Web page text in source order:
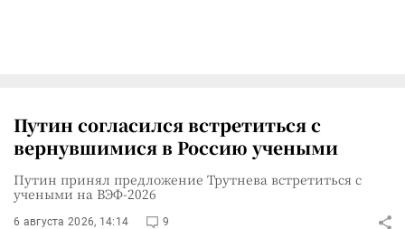
Путин согласился встретиться с
вернувшимися в Россию учеными
Путин принял предложение Трутнева встретиться с
учеными на ВЭФ-2026
6 августа 2026, 14:14 9